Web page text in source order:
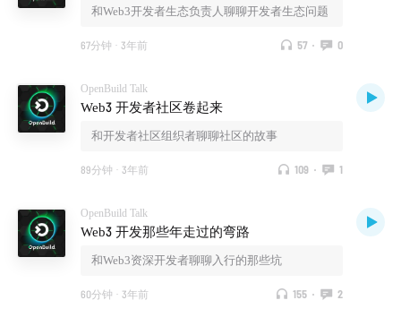
和Web3开发者生态负责人聊聊开发者生态问题
67分钟 · 3年前 57 · 0
OpenBuild Talk
Web3 开发者社区卷起来
和开发者社区组织者聊聊社区的故事
89分钟 · 3年前 109 · 1
OpenBuild Talk
Web3 开发那些年走过的弯路
和Web3资深开发者聊聊入行的那些坑
60分钟 · 3年前 155 · 2